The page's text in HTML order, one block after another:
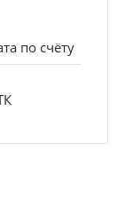
по счёту